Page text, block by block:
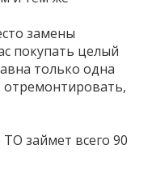
замены
покупать целый
только одна
отремонтировать,
займет всего 90